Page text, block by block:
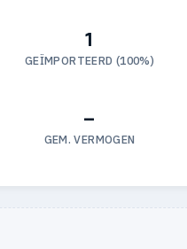
1
GEÏMPORTEERD (100%)
—
GEM. VERMOGEN